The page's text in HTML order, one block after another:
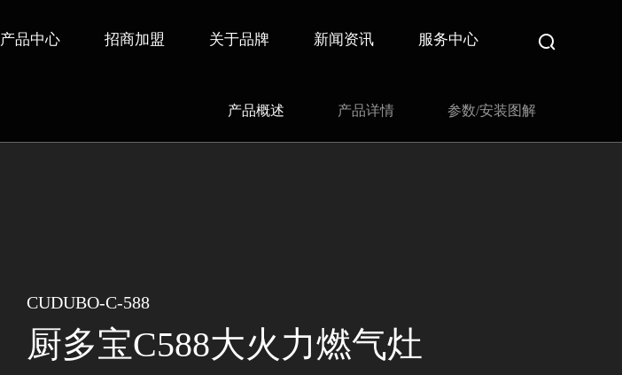
产品中心 招商加盟 关于品牌 新闻资讯 服务中心
参数/安装图解
产品详情
产品概述
CUDUBO-C-588
厨多宝C588大火力燃气灶